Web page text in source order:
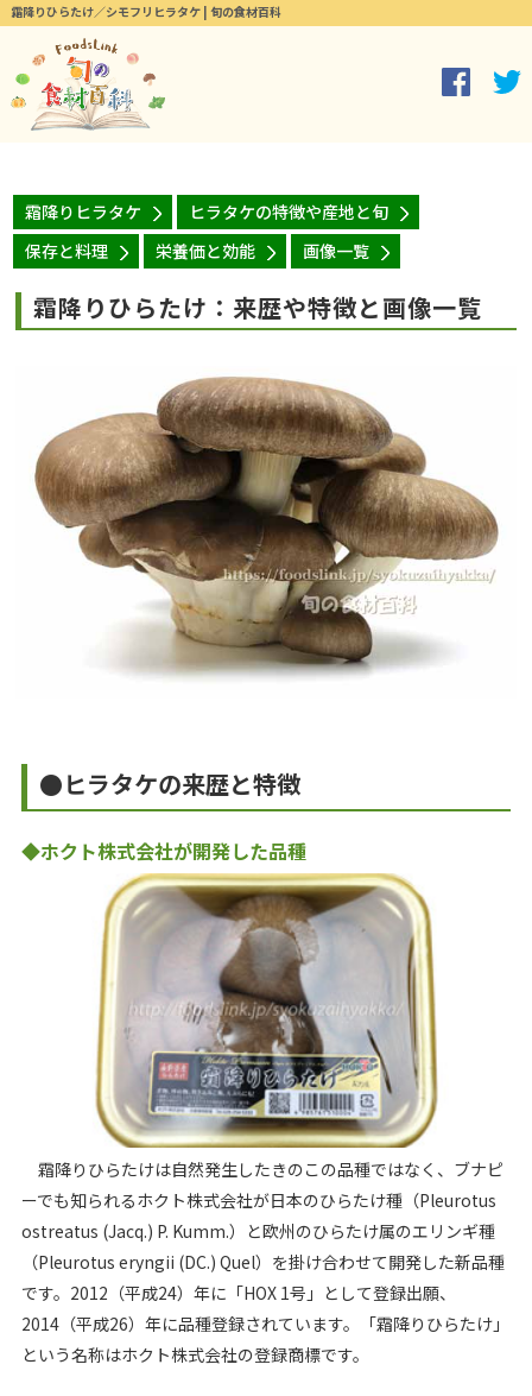
霜降りひらたけ／シモフリヒラタケ | 旬の食材百科
霜降りヒラタケ
ヒラタケの特徴や産地と旬
保存と料理
栄養価と効能 画像一覧
霜降りひらたけ：来歴や特徴と画像一覧
●ヒラタケの来歴と特徴
◆ホクト株式会社が開発した品種
霜降りひらたけは自然発生したきのこの品種ではなく、ブナピ
ーでも知られるホクト株式会社が日本のひらたけ種（Pleurotus
ostreatus (Jacq.) P. Kumm.）と欧州のひらたけ属のエリンギ種
（Pleurotus eryngii (DC.) Quel）を掛け合わせて開発した新品種
です。2012（平成24）年に「HOX 1号」として登録出願、
2014（平成26）年に品種登録されています。「霜降りひらたけ」
という名称はホクト株式会社の登録商標です。